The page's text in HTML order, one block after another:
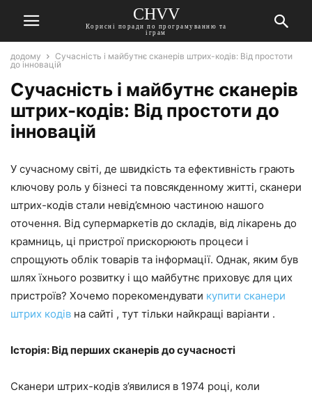
CHVV
Корисні поради по програмуванню та
іграм
додому
Сучасність і майбутнє сканерів штрих-кодів: Від простоти
до інновацій
Сучасність і майбутнє сканерів
штрих-кодів: Від простоти до
інновацій
У сучасному світі, де швидкість та ефективність грають
ключову роль у бізнесі та повсякденному житті, сканери
штрих-кодів стали невід’ємною частиною нашого
оточення. Від супермаркетів до складів, від лікарень до
крамниць, ці пристрої прискорюють процеси і
спрощують облік товарів та інформації. Однак, яким був
шлях їхнього розвитку і що майбутнє приховує для цих
пристроїв? Хочемо порекомендувати купити сканери
штрих кодів на сайті , тут тільки найкращі варіанти .
Історія: Від перших сканерів до сучасності
Сканери штрих-кодів з’явилися в 1974 році, коли